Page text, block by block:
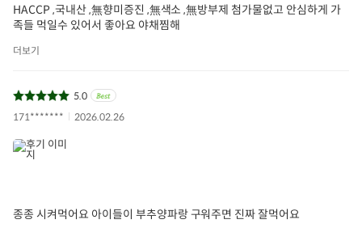
HACCP ,국내산 ,無향미증진 ,無색소 ,無방부제 첨가물없고 안심하게 가
족들 먹일수 있어서 좋아요 야채찜해
더보기
5.0
171*******
2026.02.26
종종 시켜먹어요 아이들이 부추양파랑 구워주면 진짜 잘먹어요